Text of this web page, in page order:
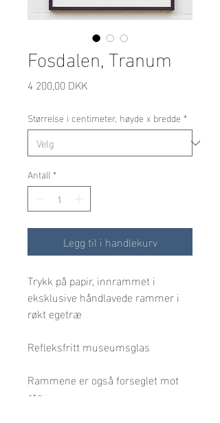
Fosdalen, Tranum
4 200,00 DKKPris
Størrelse i centimeter, høyde x bredde *
Antall *
Legg til i handlekurv
Trykk på papir, innrammet i
eksklusive håndlavede rammer i
røkt egetræ
Refleksfritt museumsglas
Rammene er også forseglet mot
støv.